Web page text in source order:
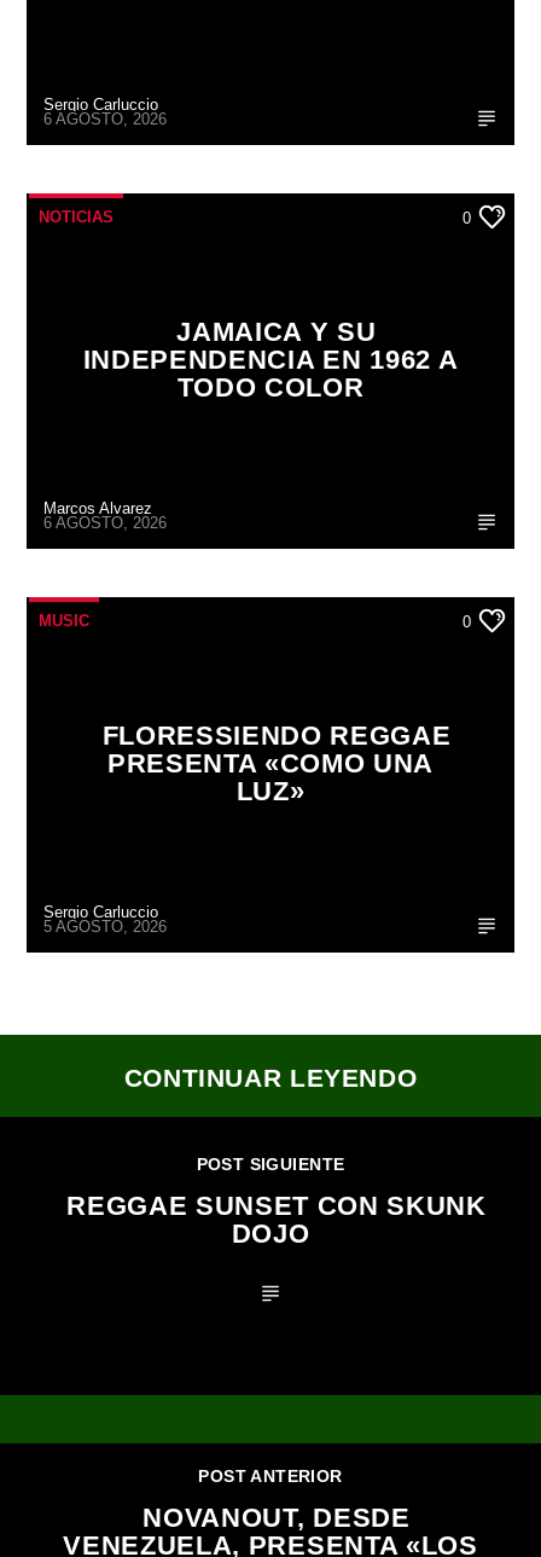
Sergio Carluccio
6 AGOSTO, 2026
NOTICIAS 0
JAMAICA Y SU
INDEPENDENCIA EN 1962 A
TODO COLOR
Marcos Alvarez
6 AGOSTO, 2026
MUSIC 0
FLORESSIENDO REGGAE
PRESENTA «COMO UNA
LUZ»
Sergio Carluccio
5 AGOSTO, 2026
CONTINUAR LEYENDO
POST SIGUIENTE
REGGAE SUNSET CON SKUNK
DOJO
POST ANTERIOR
NOVANOUT, DESDE
VENEZUELA, PRESENTA «LOS